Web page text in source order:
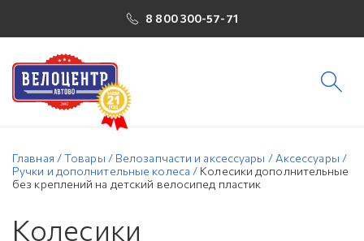
8 800 300-57-71
Главная /Товары / Велозапчасти и аксессуары / Аксессуары /
Ручки и дополнительные колеса / Колесики дополнительные
без креплений на детский велосипед пластик
Колесики